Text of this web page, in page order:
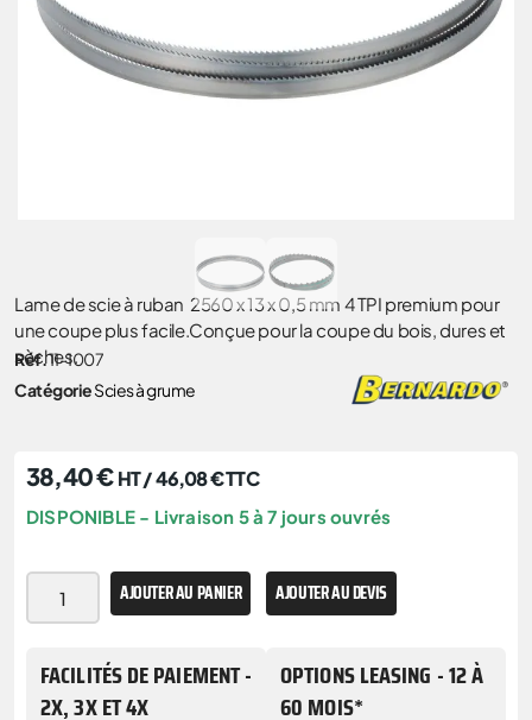
Lame de scie à ruban 2560 x 13 x 0,5 mm 4 TPI premium pour
une coupe plus facile.Conçue pour la coupe du bois, dures et
sèches.
Réf.11-1007
CatégorieScies à grume
38,40€ HT /46,08€TTC
DISPONIBLE - Livraison 5 à 7 jours ouvrés
AJOUTER AU PANIER AJOUTER AU DEVIS
FACILITÉS DE PAIEMENT -
2X, 3X ET 4X
OPTIONS LEASING - 12 À
60 MOIS*